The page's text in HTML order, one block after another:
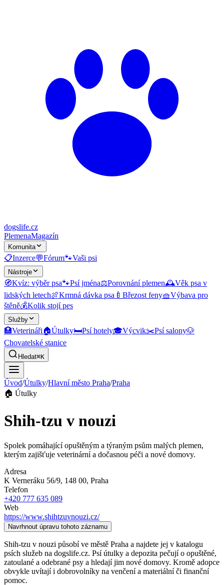
dogslife.cz
PlemenaMagazín
Komunita
📋Inzerce💬Fórum🐾Vaši psi
Nástroje
🧭Kvíz: výběr psa🐾Psí jména⚖️Porovnání plemen🕰️Věk psa v
lidských letech🍖Krmná dávka psa 🍼 Březost feny🧺Výbava pro
štěně💰Kolik stojí pes
Služby
🏥Veterináři🏠Útulky🛏️Psí hotely🎓Výcvik✂️Psí salony🐶
Chovatelské stanice
Hledat⌘K
Úvod/Útulky/Hlavní město Praha/Praha
🏠 Útulky
Shih-tzu v nouzi
Spolek pomáhající opuštěným a týraným psům malých plemen,
kterým zajišťuje veterinární a dočasnou péči a nové domovy.
Adresa
K Verneráku 56/9, 148 00, Praha
Telefon
+420 777 635 089
Web
https://www.shihtzuvnouzi.cz/
Navrhnout úpravu tohoto záznamu
Shih-tzu v nouzi působí ve městě Praha a najdete jej v katalogu
psích služeb na dogslife.cz. Psí útulky a depozita pečují o opuštěné,
zatoulané a odebrané psy a hledají jim nové domovy. Kromě adopce
obvykle uvítají i dobrovolníky na venčení a materiální či finanční
pomoc.